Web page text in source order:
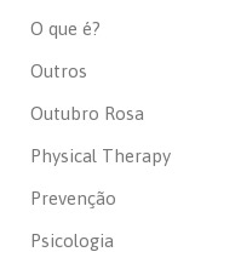
O que é?
Outros
Outubro Rosa
Physical Therapy
Prevenção
Psicologia